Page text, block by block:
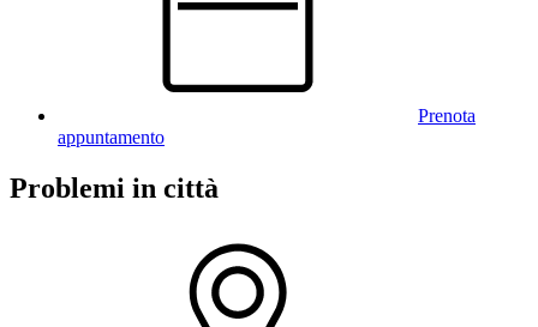
Prenota
appuntamento
Problemi in città